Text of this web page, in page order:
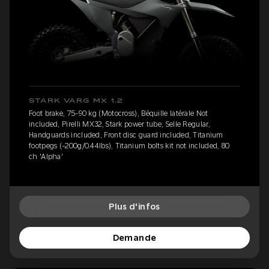
STARK VARG MX 1.2
Foot brake, 75-90 kg (Motocross), Béquille latérale Not
included, Pirelli MX32, Stark power tube, Selle Regular,
Handguards included, Front disc guard included, Titanium
footpegs (-200g/0.44lbs), Titanium bolts kit not included, 80
ch 'Alpha'
Plus d'infos
Demande